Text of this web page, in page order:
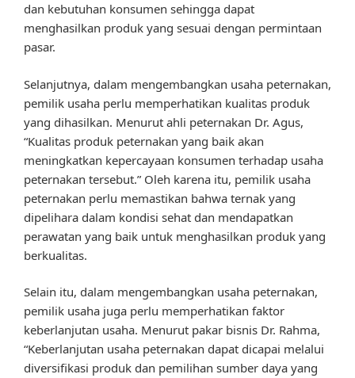
dan kebutuhan konsumen sehingga dapat
menghasilkan produk yang sesuai dengan permintaan
pasar.
Selanjutnya, dalam mengembangkan usaha peternakan,
pemilik usaha perlu memperhatikan kualitas produk
yang dihasilkan. Menurut ahli peternakan Dr. Agus,
“Kualitas produk peternakan yang baik akan
meningkatkan kepercayaan konsumen terhadap usaha
peternakan tersebut.” Oleh karena itu, pemilik usaha
peternakan perlu memastikan bahwa ternak yang
dipelihara dalam kondisi sehat dan mendapatkan
perawatan yang baik untuk menghasilkan produk yang
berkualitas.
Selain itu, dalam mengembangkan usaha peternakan,
pemilik usaha juga perlu memperhatikan faktor
keberlanjutan usaha. Menurut pakar bisnis Dr. Rahma,
“Keberlanjutan usaha peternakan dapat dicapai melalui
diversifikasi produk dan pemilihan sumber daya yang